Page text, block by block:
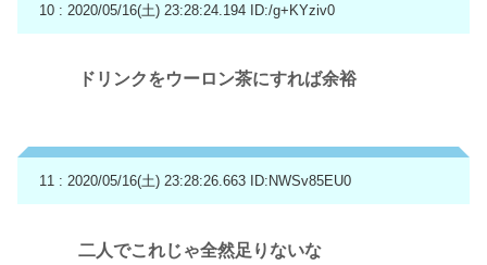
10 : 2020/05/16(土) 23:28:24.194 ID:/g+KYziv0
ドリンクをウーロン茶にすれば余裕
11 : 2020/05/16(土) 23:28:26.663 ID:NWSv85EU0
二人でこれじゃ全然足りないな